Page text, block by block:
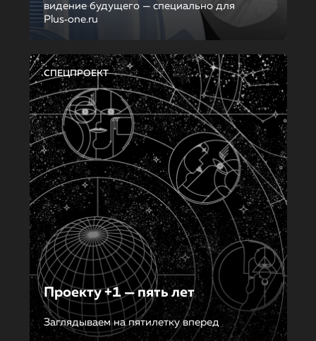
видение будущего — специально для
Plus‑one.ru
СПЕЦПРОЕКТ
Проекту +1 — пять лет
Заглядываем на пятилетку вперед